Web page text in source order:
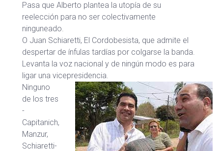
Pasa que Alberto plantea la utopía de su
reelección para no ser colectivamente
ninguneado.
O Juan Schiaretti, El Cordobesista, que admite el
despertar de ínfulas tardías por colgarse la banda.
Levanta la voz nacional y de ningún modo es para
ligar una vicepresidencia.
Ninguno
de los tres
-
Capitanich,
Manzur,
Schiaretti-